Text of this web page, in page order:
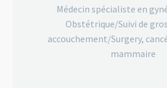
Médecin spécialiste en
Obstétrique/Suivi de
accouchement/Surgery,
mammaire